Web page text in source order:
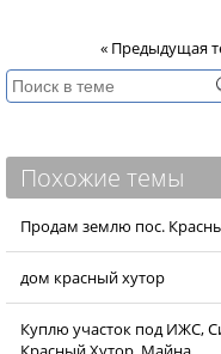
« Предыдущая
Похожие темы
Продам землю пос.
дом красный хутор
Куплю участок под ИЖС,